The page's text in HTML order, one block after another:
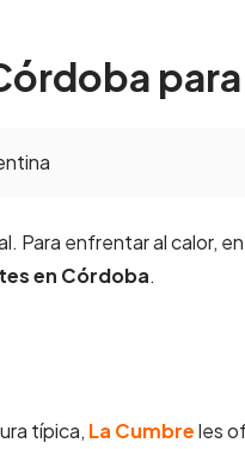
Para enfrentar al calor,
en Córdoba.
típica, La Cumbreles